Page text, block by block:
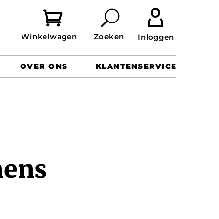
 
OVER ONS KLANTENSERVICE